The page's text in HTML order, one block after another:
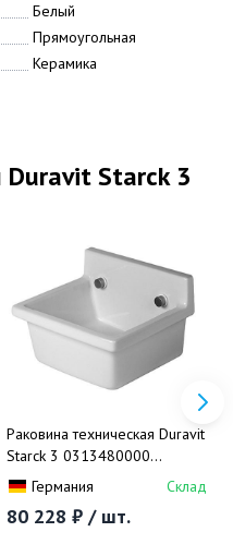
Белый
Прямоугольная
Керамика
Duravit Starck 3
Раковина техническая Duravit
Starck 3 0313480000
48x42.5Германия Склад
80 228 ₽ / шт.